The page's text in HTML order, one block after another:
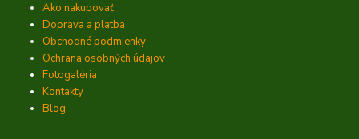
Ako nakupovať
Doprava a platba
Obchodné podmienky
Ochrana osobných údajov
Fotogaléria
Kontakty
Blog